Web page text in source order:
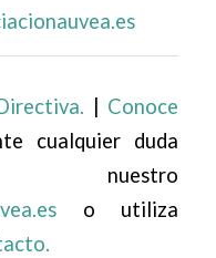
Conoce
cualquier duda
nuestro
o utiliza